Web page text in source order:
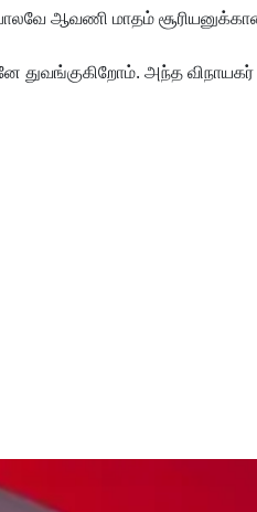
ஆவணி மாதம்
துவங்குகிறோம். அந்த